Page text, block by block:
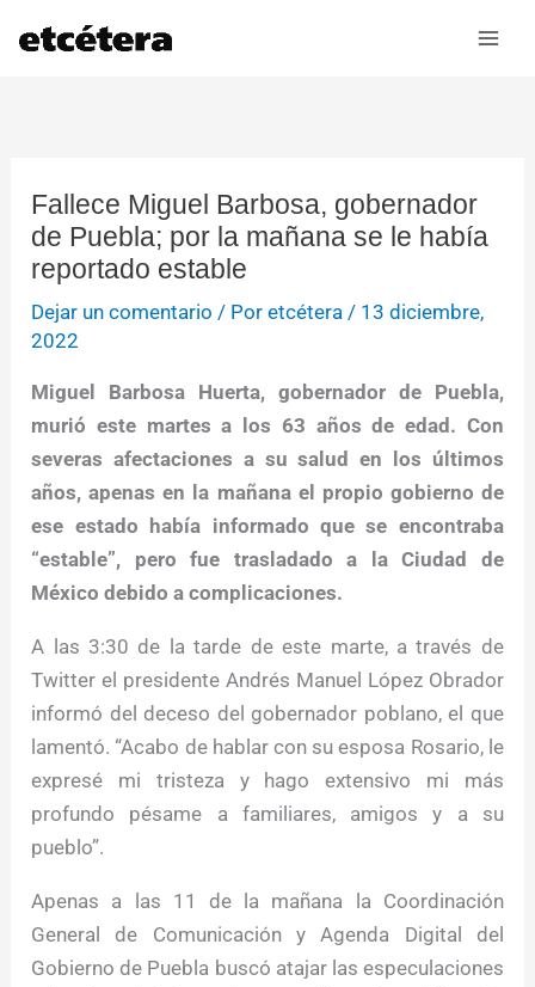
Fallece Miguel Barbosa, gobernador
de Puebla; por la mañana se le había
reportado estable
Dejar un comentario / Poretcétera / 13 diciembre,
2022
Miguel Barbosa Huerta, gobernador de Puebla,
murió este martes a los 63 años de edad. Con
severas afectaciones a su salud en los últimos
años, apenas en la mañana el propio gobierno de
ese estado había informado que se encontraba
“estable”, pero fue trasladado a la Ciudad de
México debido a complicaciones.
A las 3:30 de la tarde de este marte, a través de
Twitter el presidente Andrés Manuel López Obrador
informó del deceso del gobernador poblano, el que
lamentó. “Acabo de hablar con su esposa Rosario, le
expresé mi tristeza y hago extensivo mi más
profundo pésame a familiares, amigos y a su
pueblo”.
Apenas a las 11 de la mañana la Coordinación
General de Comunicación y Agenda Digital del
Gobierno de Puebla buscó atajar las especulaciones